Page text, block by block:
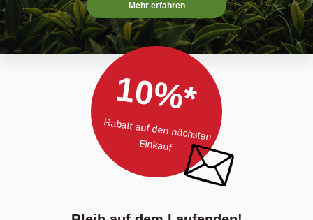
Mehr erfahren
10%*
Rabatt auf den nächsten
Einkauf